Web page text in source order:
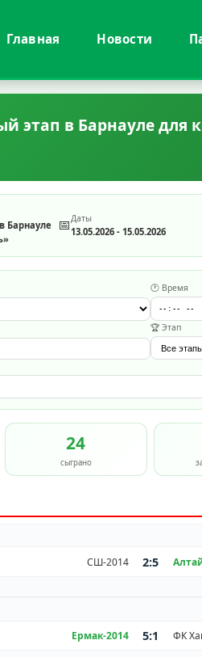
Главная Новости
этап в Барнауле для
Барнауле
📅Даты
13.05.2026 - 15.05.2026
🕐 Время
🏆 Этап
24
сыграно
СШ-2014 2:5
Ермак-2014 5:1 ФК